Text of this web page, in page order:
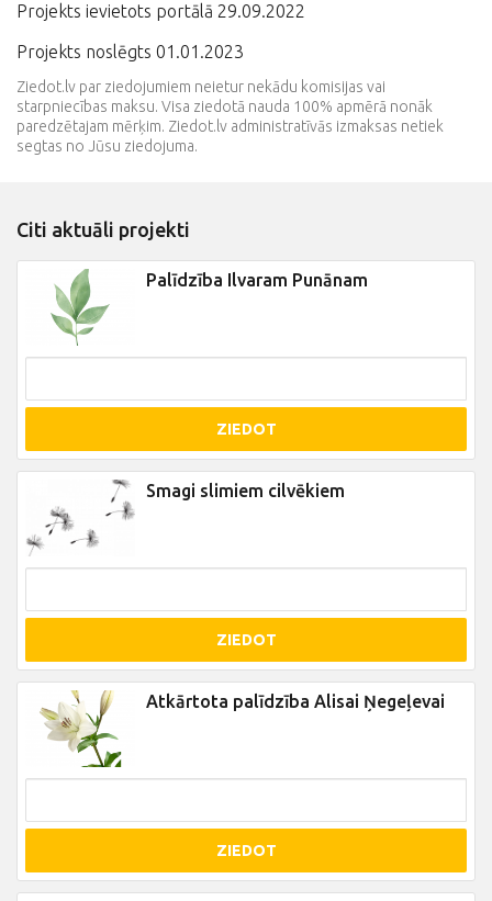
Projekts ievietots portālā 29.09.2022
Projekts noslēgts 01.01.2023
Ziedot.lv par ziedojumiem neietur nekādu komisijas vai
starpniecības maksu. Visa ziedotā nauda 100% apmērā nonāk
paredzētajam mērķim. Ziedot.lv administratīvās izmaksas netiek
segtas no Jūsu ziedojuma.
Citi aktuāli projekti
Palīdzība Ilvaram Punānam
ZIEDOT
Smagi slimiem cilvēkiem
ZIEDOT
Atkārtota palīdzība Alisai Ņegeļevai
ZIEDOT